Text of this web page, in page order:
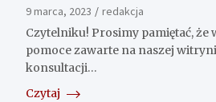
9 marca, 2023
redakcja
Czytelniku! Prosimy pamiętać, że
pomoce zawarte na naszej
konsultacji…
Czytaj